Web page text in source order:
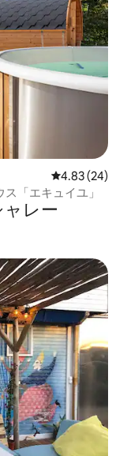
レビュー24
4.83 (24)
「エキュイユ」
レー